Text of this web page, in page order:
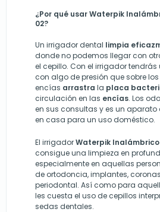
¿Por qué usar Waterpik
02?
Un irrigador dental limpia
donde no podemos llegar con
el cepillo. Con el irrigador
con algo de presión que sobre
encías arrastra la placa
circulación en las encías. Los
en sus consultas y es un aparato
en casa para un uso doméstico.
El irrigadorWaterpik Inalámbrico
consigue una limpieza en
especialmente en aquellas
de ortodoncia, implantes,
periodontal. Así como para
les cuesta el uso de cepillos
sedas dentales.